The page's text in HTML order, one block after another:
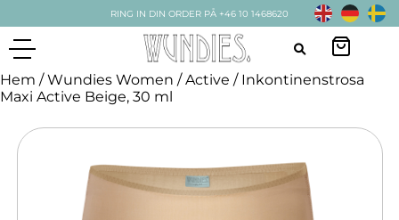
RING IN DIN ORDER PÅ +46 10 1468620
Hem /Wundies Women /Active / Inkontinenstrosa
Maxi Active Beige, 30 ml